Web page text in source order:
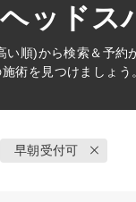
ッド
い順)から検索＆予約
術を見つけましょう
早朝受付可